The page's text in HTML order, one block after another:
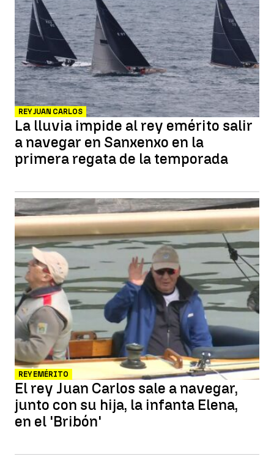
REY JUAN CARLOS
La lluvia impide al rey emérito salir
a navegar en Sanxenxo en la
primera regata de la temporada
REY EMÉRITO
El rey Juan Carlos sale a navegar,
junto con su hija, la infanta Elena,
en el 'Bribón'